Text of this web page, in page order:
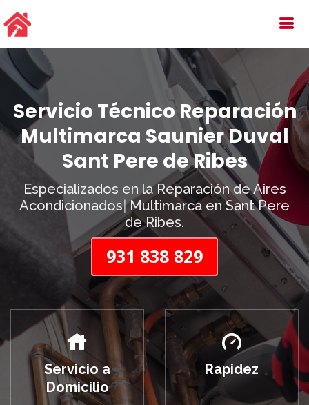
Servicio Técnico Reparación
Multimarca Saunier Duval
Sant Pere de Ribes
Especializados en la Reparación deAires
Acondicionados|Multimarca en Sant Pere
de Ribes.
931 838 829
Servicio a
Domicilio
Rapidez